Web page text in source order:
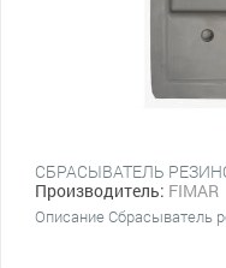
Производитель: FIMAR
Описание Сбрасыватель